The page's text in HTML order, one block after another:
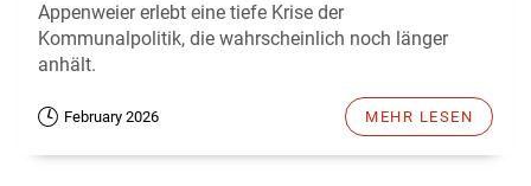
Appenweier erlebt eine tiefe Krise der
Kommunalpolitik, die wahrscheinlich noch länger
anhält.
February 2026 MEHR LESEN